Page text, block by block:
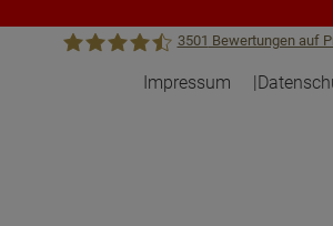
3501 Bewertungen auf
Impressum